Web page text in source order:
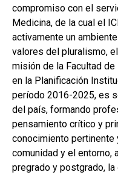
compromiso con el
Medicina, de la cual el
activamente un
valores del pluralismo,
misión de la Facultad
en la Planificación
período 2016-2025, es
del país, formando
pensamiento crítico y
conocimiento pertinente
comunidad y el entorno,
pregrado y postgrado,